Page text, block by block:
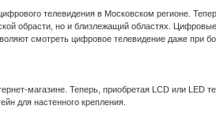
телевидения в Московском регионе.
обрасти, но и близлежащий областях.
смотреть цифровое телевидение даже при
магазине. Теперь, приобретая LCD или LED
для настенного крепления.